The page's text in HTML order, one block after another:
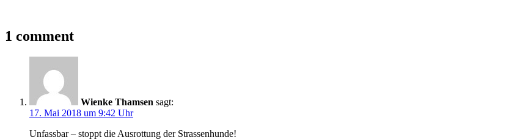
1 comment
Wienke Thamsen sagt:
17. Mai 2018 um 9:42 Uhr
Unfassbar – stoppt die Ausrottung der Strassenhunde!